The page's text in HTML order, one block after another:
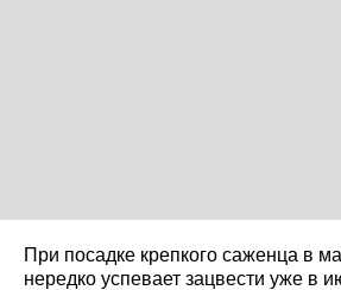
При посадке крепкого саженца в
нередко успевает зацвести уже в